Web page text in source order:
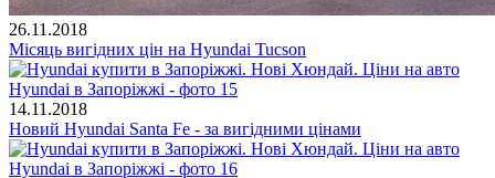
26.11.2018
Місяць вигідних цін на Hyundai Tucson
14.11.2018
Новий Hyundai Santa Fe - за вигідними цінами